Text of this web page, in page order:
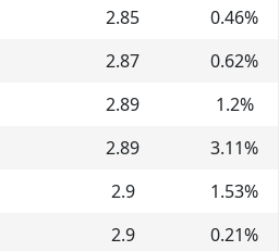
2.85 0.46%
2.87 0.62%
2.89 1.2%
2.89 3.11%
2.9 1.53%
2.9 0.21%